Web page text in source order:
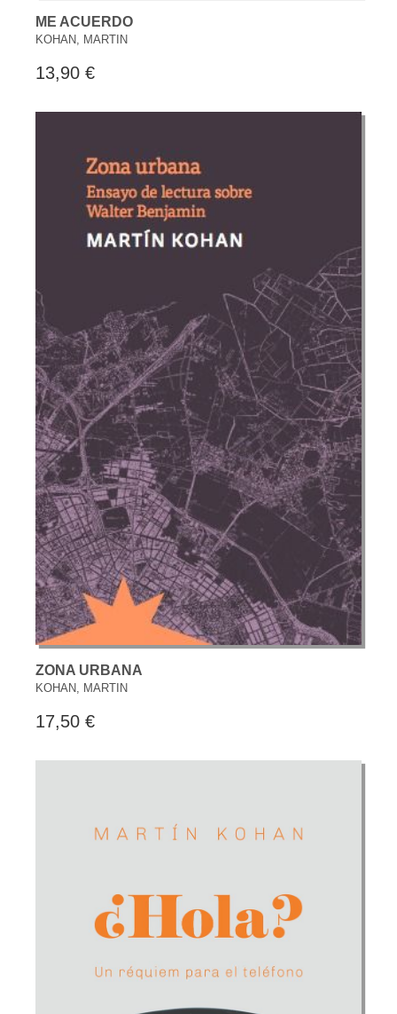
ME ACUERDO
KOHAN, MARTIN
13,90 €
ZONA URBANA
KOHAN, MARTIN
17,50 €